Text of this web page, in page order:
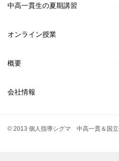
中高一貫生の夏期講習
オンライン授業
概要
会社情報
© 2013 個人指導シグマ 中高一貫＆国立